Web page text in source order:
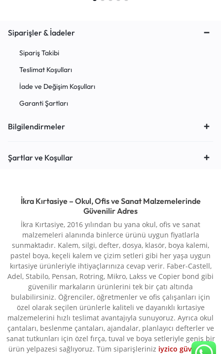
Siparişler & İadeler
Sipariş Takibi
Teslimat Koşulları
İade ve Değişim Koşulları
Garanti Şartları
Bilgilendirmeler
Şartlar ve Koşullar
İkra Kırtasiye – Okul, Ofis ve Sanat Malzemelerinde
Güvenilir Adres
İkra Kırtasiye, 2016 yılından bu yana okul, ofis ve sanat
malzemeleri alanında binlerce ürünü uygun fiyatlarla
sunmaktadır. Kalem, silgi, defter, dosya, klasör, boya kalemi,
pastel boya, keçeli kalem ve çizim setleri gibi her yaşa uygun
kırtasiye ürünleriyle ihtiyaçlarınıza cevap verir. Faber-Castell,
Adel, Stabilo, Pensan, Rotring, Mikro, Lakss ve Copier bond gibi
güvenilir markaların ürünlerini tek bir çatı altında
bulabilirsiniz. Öğrenciler, öğretmenler ve ofis çalışanları için
özel olarak seçilen ürünlerle kaliteli ve dayanıklı kırtasiye
malzemelerini hızlı teslimat avantajıyla sunuyoruz. Ayrıca okul
çantaları, beslenme çantaları, ajandalar, planlayıcı defterler ve
sanat tutkunları için özel fırça, tuval ve boya setleriyle geniş bir
ürün yelpazesi sağlıyoruz. Tüm siparişleriniz iyzico güvencesi